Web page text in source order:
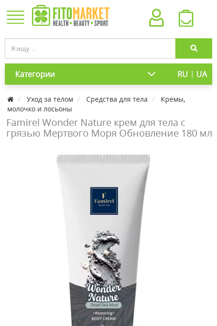
Категории RU | UA
Уход за телом Средства для тела
Кремы,
молочко и лосьоны
Famirel Wonder Nature крем для тела с
грязью Мертвого Моря Обновление 180 мл